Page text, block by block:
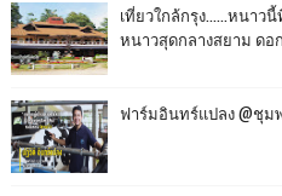
เที่ยวใกล้กรุง......หนา
หนาวสุดกลางสยาม ดอ
ฟาร์มอินทร์แปลง @ชุ